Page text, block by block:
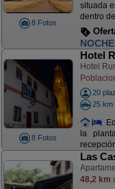
8 Fotos
situada
dentro
8 Fotos
Hotel
Hotel
20
25 km
la
Las
48,2 km